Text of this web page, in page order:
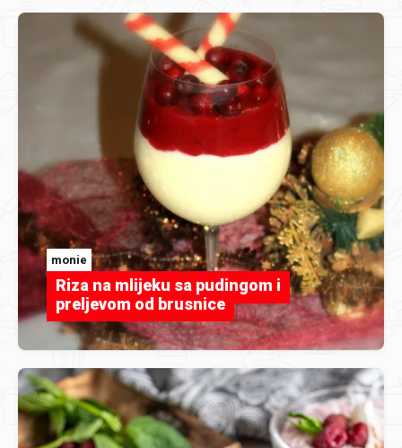
monie
Riza na mlijeku sa pudingom i
preljevom od brusnice